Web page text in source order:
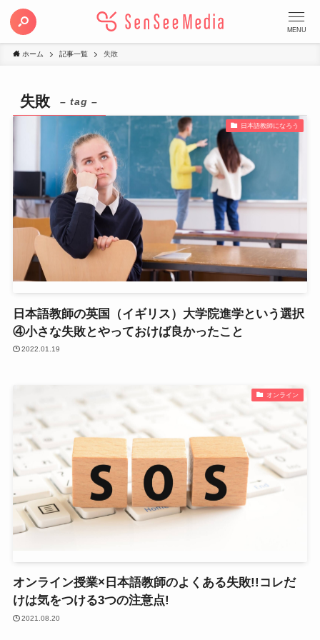
MENU
ホーム 記事一覧 失敗
失敗 – tag –
日本語教師になろう
日本語教師の英国（イギリス）大学院進学という選択
④小さな失敗とやっておけば良かったこと
2022.01.19
オンライン
オンライン授業×日本語教師のよくある失敗!!コレだ
けは気をつける3つの注意点!
2021.08.20